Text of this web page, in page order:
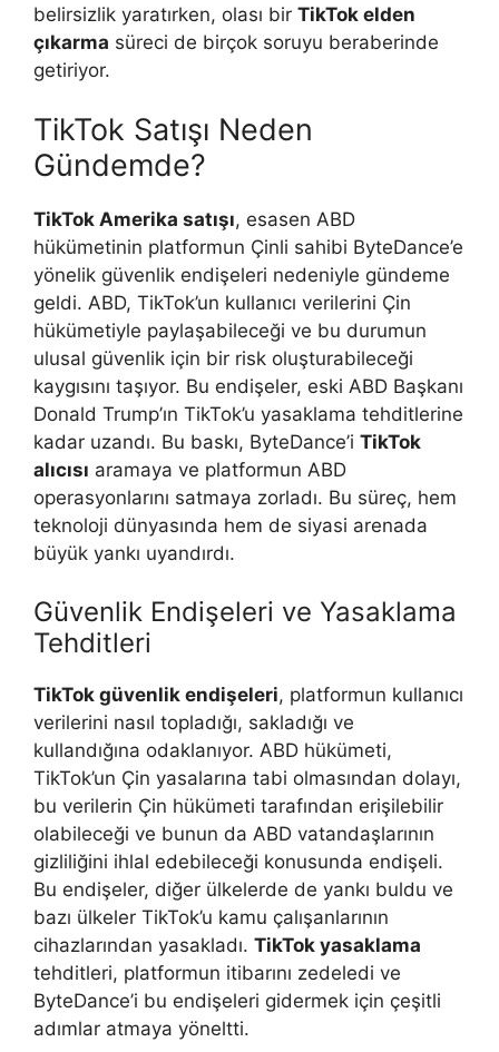
belirsizlik yaratırken, olası bir TikTok elden
çıkarma süreci de birçok soruyu beraberinde
getiriyor.
TikTok Satışı Neden
Gündemde?
TikTok Amerika satışı, esasen ABD
hükümetinin platformun Çinli sahibi ByteDance’e
yönelik güvenlik endişeleri nedeniyle gündeme
geldi. ABD, TikTok’un kullanıcı verilerini Çin
hükümetiyle paylaşabileceği ve bu durumun
ulusal güvenlik için bir risk oluşturabileceği
kaygısını taşıyor. Bu endişeler, eski ABD Başkanı
Donald Trump’ın TikTok’u yasaklama tehditlerine
kadar uzandı. Bu baskı, ByteDance’i TikTok
alıcısı aramaya ve platformun ABD
operasyonlarını satmaya zorladı. Bu süreç, hem
teknoloji dünyasında hem de siyasi arenada
büyük yankı uyandırdı.
Güvenlik Endişeleri ve Yasaklama
Tehditleri
TikTok güvenlik endişeleri, platformun kullanıcı
verilerini nasıl topladığı, sakladığı ve
kullandığına odaklanıyor. ABD hükümeti,
TikTok’un Çin yasalarına tabi olmasından dolayı,
bu verilerin Çin hükümeti tarafından erişilebilir
olabileceği ve bunun da ABD vatandaşlarının
gizliliğini ihlal edebileceği konusunda endişeli.
Bu endişeler, diğer ülkelerde de yankı buldu ve
bazı ülkeler TikTok’u kamu çalışanlarının
cihazlarından yasakladı. TikTok yasaklama
tehditleri, platformun itibarını zedeledi ve
ByteDance’i bu endişeleri gidermek için çeşitli
adımlar atmaya yöneltti.